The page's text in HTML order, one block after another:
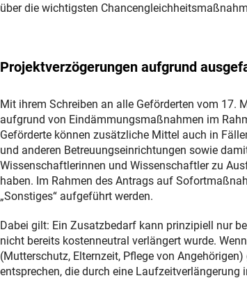
über die wichtigsten
Projektverzögerungen aufgrund
Mit ihrem Schreiben an alle Geförderten vom 17.
aufgrund von Eindämmungsmaßnahmen im
Geförderte können zusätzliche Mittel auch in
und anderen Betreuungseinrichtungen sowie
Wissenschaftlerinnen und Wissenschaftler zu
haben. Im Rahmen des Antrags auf
„Sonstiges“ aufgeführt werden.
Dabei gilt: Ein Zusatzbedarf kann prinzipiell nur
nicht bereits kostenneutral verlängert wurde.
(Mutterschutz, Elternzeit, Pflege von
entsprechen, die durch eine